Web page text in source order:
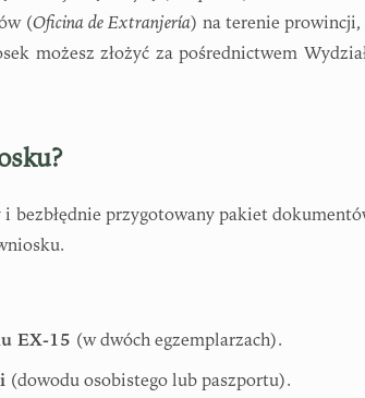
(Oficina de Extranjería) na terenie prowincji,
możesz złożyć za pośrednictwem
bezbłędnie przygotowany pakiet
EX-15 (w dwóch egzemplarzach).
(dowodu osobistego lub paszportu).